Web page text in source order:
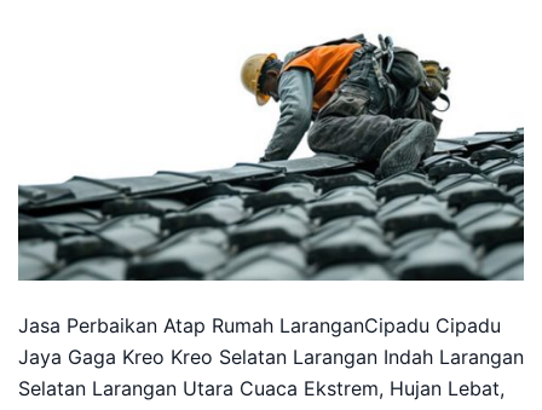
Jasa Perbaikan Atap Rumah LaranganCipadu Cipadu
Jaya Gaga Kreo Kreo Selatan Larangan Indah Larangan
Selatan Larangan Utara Cuaca Ekstrem, Hujan Lebat,